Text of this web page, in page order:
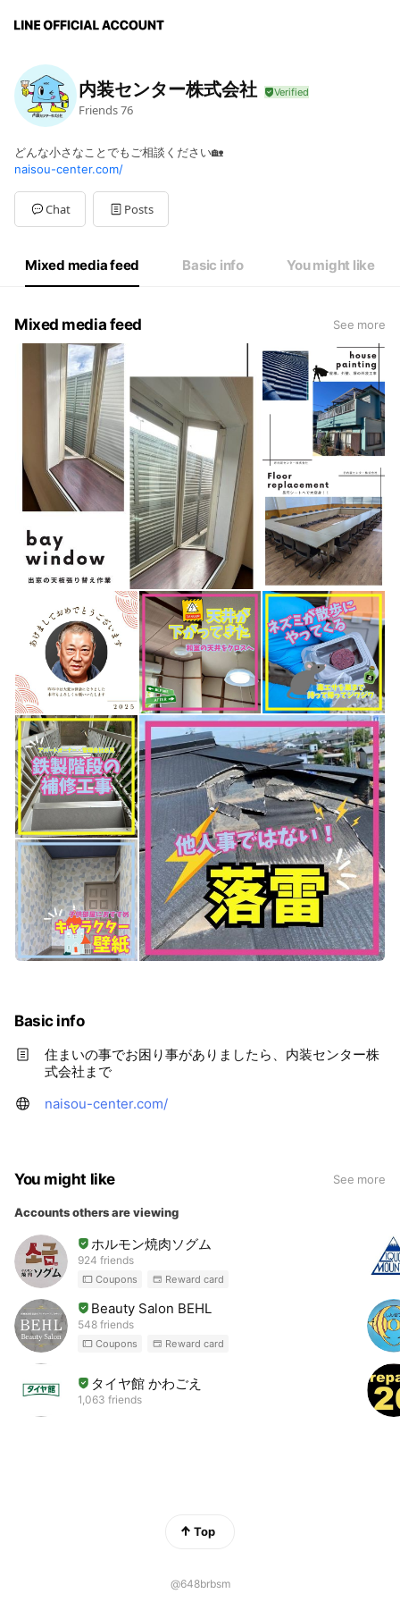
内装センター株式会社
Friends76
どんな小さなことでもご相談ください🏡
naisou-center.com/
Chat Posts
Mixed media feed Basic info You might like
Mixed media feed See more
Basic info
住まいの事でお困り事がありましたら、内装センター株
式会社まで
naisou-center.com/
You might like See more
Accounts others are viewing
ホルモン焼肉ソグム
924 friends
Coupons Reward card
Beauty Salon BEHL
548 friends
Coupons Reward card
タイヤ館 かわごえ
1,063 friends
Top
@648brbsm